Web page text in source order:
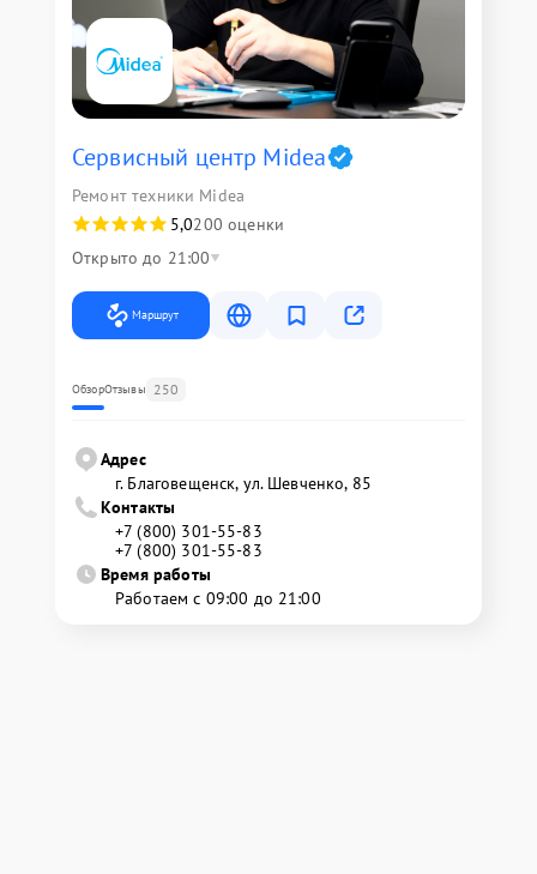
Сервисный центр Midea
Ремонт техники Midea
5,0200 оценки
Открыто до 21:00
Маршрут
ОбзорОтзывы 250
Адрес
г. Благовещенск, ул. Шевченко, 85
Контакты
+7 (800) 301-55-83
+7 (800) 301-55-83
Время работы
Работаем с 09:00 до 21:00